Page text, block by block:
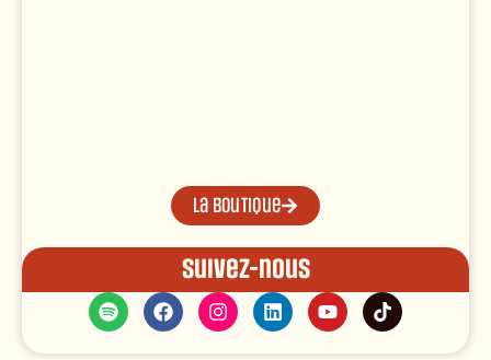
La boutique
Suivez-nous